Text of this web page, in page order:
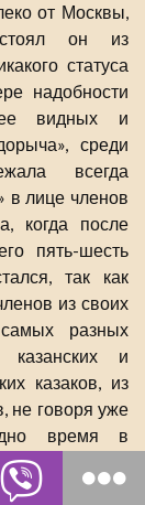
от Москвы,
он из
статуса
надобности
видных и
среди
всегда
в лице членов
когда после
пять-шесть
так как
из своих
разных
казанских и
казаков, из
не говоря уже
время в
голоса
знаменитого